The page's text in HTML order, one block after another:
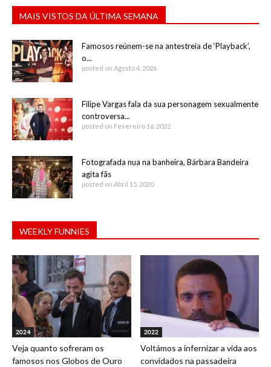
MAIS VISTOS DA ÚLTIMA SEMANA
Famosos reúnem-se na antestreia de ‘Playback’,
o...
posted on Agosto 4, 2026
Filipe Vargas fala da sua personagem sexualmente
controversa...
posted on Fevereiro 16, 2022
Fotografada nua na banheira, Bárbara Bandeira
agita fãs
posted on Abril 15, 2020
WEEKLY FUNNIES
2024
Veja quanto sofreram os
famosos nos Globos de Ouro
2022
Voltámos a infernizar a vida aos
convidados na passadeira